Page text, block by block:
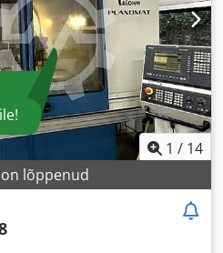
1 / 14
lõppenud